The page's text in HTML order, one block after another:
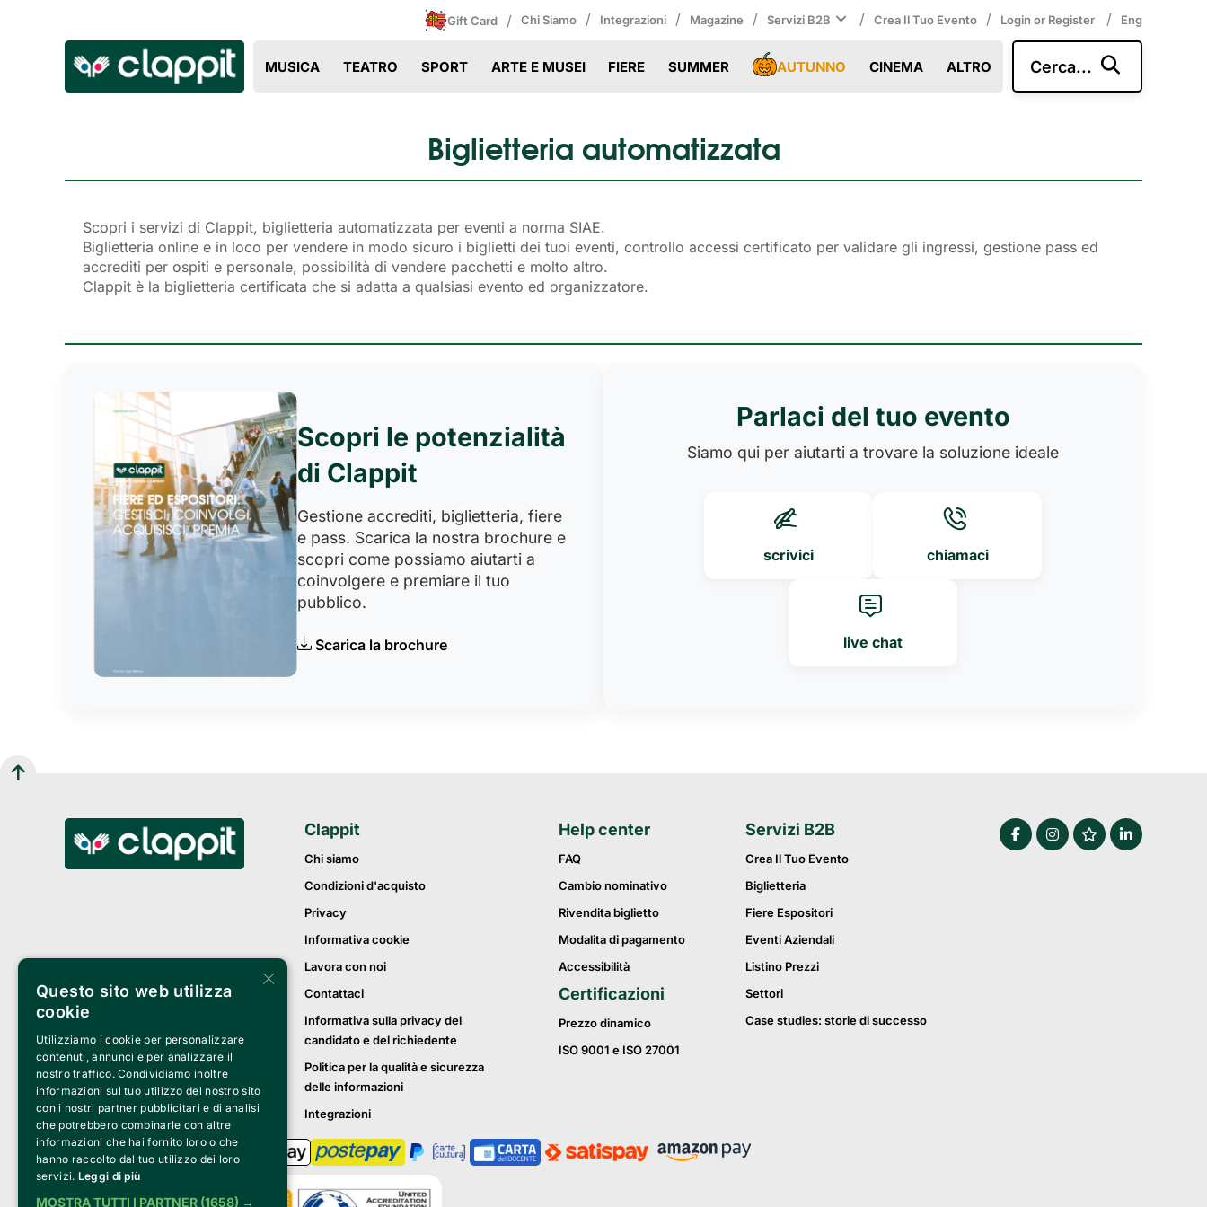
Gift Card / Chi Siamo / Integrazioni / Magazine / Servizi B2B / Crea Il Tuo Evento / Login or Register / Eng
MUSICA TEATRO SPORT ARTE E MUSEI FIERE SUMMER AUTUNNO CINEMA ALTRO Cerca...
Biglietteria automatizzata
Scopri i servizi di Clappit, biglietteria automatizzata per eventi a norma SIAE.
Biglietteria online e in loco per vendere in modo sicuro i biglietti dei tuoi eventi, controllo accessi certificato per validare gli ingressi, gestione pass ed
accrediti per ospiti e personale, possibilità di vendere pacchetti e molto altro.
Clappit è la biglietteria certificata che si adatta a qualsiasi evento ed organizzatore.
Scopri le potenzialità
di Clappit
Gestione accrediti, biglietteria, fiere
e pass. Scarica la nostra brochure e
scopri come possiamo aiutarti a
coinvolgere e premiare il tuo
pubblico.
Scarica la brochure
Parlaci del tuo evento
Siamo qui per aiutarti a trovare la soluzione ideale
scrivici chiamaci
live chat
Clappit
Chi siamo
Condizioni d'acquisto
Privacy
Informativa cookie
Lavora con noi
Contattaci
Informativa sulla privacy del
candidato e del richiedente
Politica per la qualità e sicurezza
delle informazioni
Integrazioni
Help center
FAQ
Cambio nominativo
Rivendita biglietto
Modalita di pagamento
Accessibilità
Certificazioni
Prezzo dinamico
ISO 9001 e ISO 27001
Servizi B2B
Crea Il Tuo Evento
Biglietteria
Fiere Espositori
Eventi Aziendali
Listino Prezzi
Settori
Case studies: storie di successo
×
Questo sito web utilizza
cookie
Utilizziamo i cookie per personalizzare
contenuti, annunci e per analizzare il
nostro traffico. Condividiamo inoltre
informazioni sul tuo utilizzo del nostro sito
con i nostri partner pubblicitari e di analisi
che potrebbero combinarle con altre
informazioni che hai fornito loro o che
hanno raccolto dal tuo utilizzo dei loro
servizi. Leggi di più
MOSTRA TUTTI I PARTNER (1658) →